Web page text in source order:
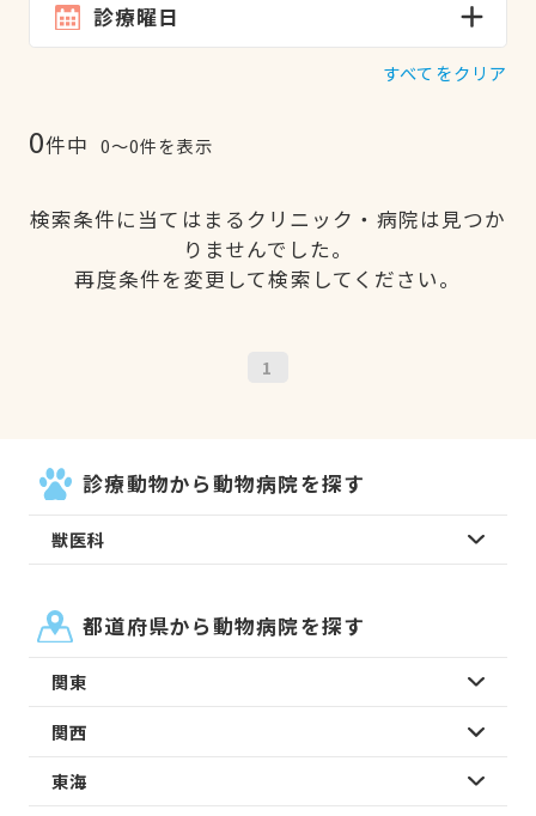
診療曜日
すべてをクリア
0件中 0〜0件を表示
検索条件に当てはまるクリニック・病院は見つか
りませんでした。
再度条件を変更して検索してください。
1
診療動物から動物病院を探す
獣医科
都道府県から動物病院を探す
関東
関西
東海